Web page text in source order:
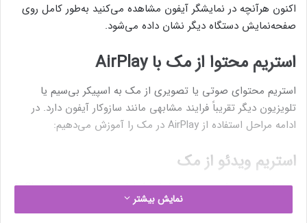
اکنون هرآنچه در نمایشگر آیفون مشاهده می‌کنید به‌طور کامل روی
صفحه‌نمایش دستگاه دیگر نشان داده می‌شود.
استریم محتوا از مک با AirPlay
استریم محتوای صوتی یا تصویری از مک به اسپیکر بی‌سیم یا
تلویزیون دیگر تقریباً فرایند مشابهی مانند سازوکار آیفون دارد. در
ادامه مراحل استفاده از AirPlay در مک را آموزش می‌دهیم:
استریم ویدئو از مک
برای استریم ویدئو در سیستم‌عامل مک‌اواس نیز می‌توانید از AirPlay
نمایش بیشتر